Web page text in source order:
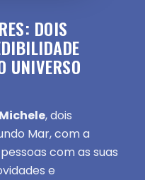
DOIS
UNIVERSO
, dois
Mar, com a
com as suas
e